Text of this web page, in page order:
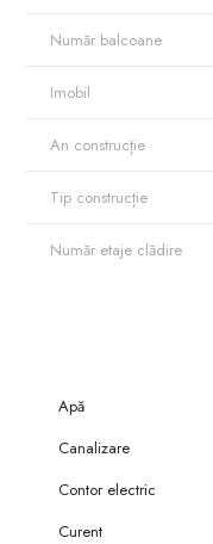
Număr balcoane
Imobil
An construcție
Tip construcție
Număr etaje clădire
Apă
Canalizare
Contor electric
Curent